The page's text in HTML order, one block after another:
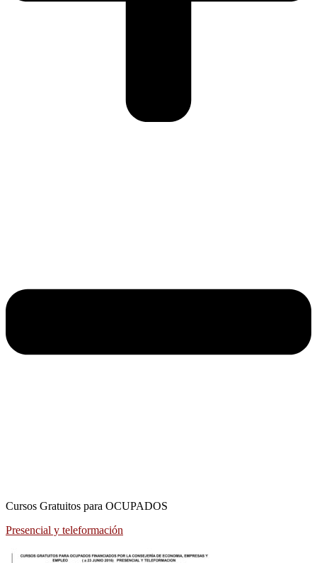
Cursos Gratuitos para OCUPADOS
Presencial y teleformación